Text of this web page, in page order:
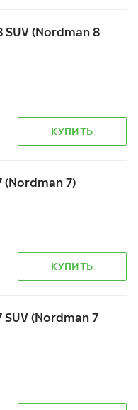
(Nordman 8
КУПИТЬ
(Nordman 7)
КУПИТЬ
(Nordman 7